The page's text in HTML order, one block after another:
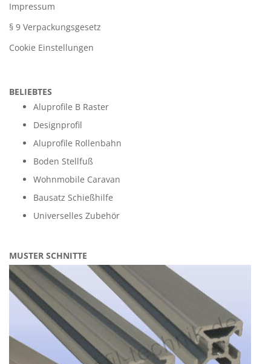
Impressum
§ 9 Verpackungsgesetz
Cookie Einstellungen
BELIEBTES
Aluprofile B Raster
Designprofil
Aluprofile Rollenbahn
Boden Stellfuß
Wohnmobile Caravan
Bausatz Schießhilfe
Universelles Zubehör
MUSTER SCHNITTE